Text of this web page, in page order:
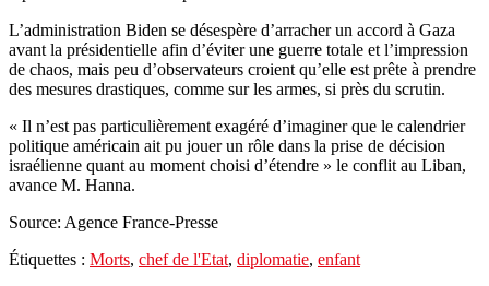
L’administration Biden se désespère d’arracher un accord à Gaza
avant la présidentielle afin d’éviter une guerre totale et l’impression
de chaos, mais peu d’observateurs croient qu’elle est prête à prendre
des mesures drastiques, comme sur les armes, si près du scrutin.
« Il n’est pas particulièrement exagéré d’imaginer que le calendrier
politique américain ait pu jouer un rôle dans la prise de décision
israélienne quant au moment choisi d’étendre » le conflit au Liban,
avance M. Hanna.
Source: Agence France-Presse
Étiquettes : Morts, chef de l'Etat, diplomatie, enfant